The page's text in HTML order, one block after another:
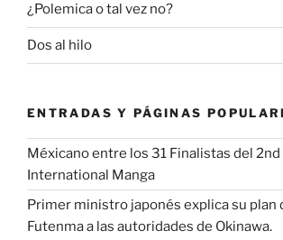
¿Polemica o tal vez no?
Dos al hilo
ENTRADAS Y PÁGINAS
Méxicano entre los 31 Finalistas del
International Manga
Primer ministro japonés explica su plan
Futenma a las autoridades de Okinawa.